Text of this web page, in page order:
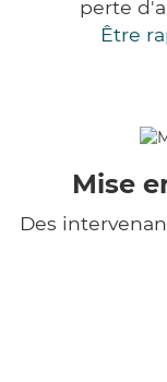
perte
Être
Mise
Des